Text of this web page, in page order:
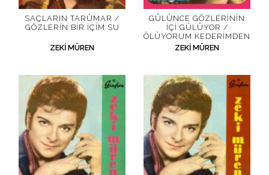
SAÇLARIN TARÜMAR /
GÖZLERIN BIR İÇIM SU
ZEKI MÜREN
GÜLÜNCE GÖZLERININ
İÇI GÜLÜYOR /
ÖLÜYORUM KEDERIMDEN
ZEKI MÜREN